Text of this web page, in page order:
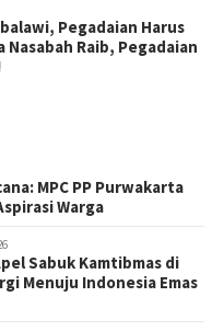
Pegadaian Harus
Raib, Pegadaian
MPC PP Purwakarta
Warga
Sabuk Kamtibmas di
Menuju Indonesia Emas